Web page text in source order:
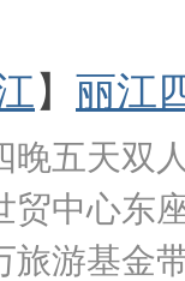
】 丽江
晚五天双
贸中心东
旅游基金